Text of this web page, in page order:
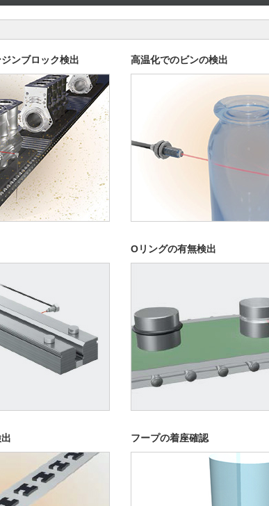
ンブロック検出 高温化でのビンの検出
Oリングの有無検出
フープの着座確認